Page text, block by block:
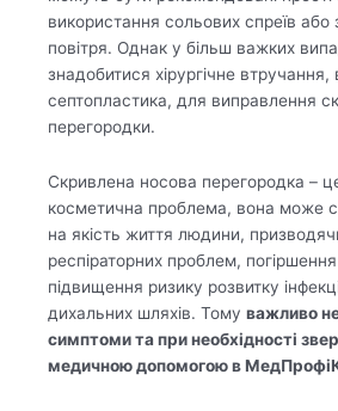
використання сольових спреїв або
повітря. Однак у більш важких
знадобитися хірургічне втручання,
септопластика, для виправлення
перегородки.
Скривлена носова перегородка –
косметична проблема, вона може
на якість життя людини,
респіраторних проблем,
підвищення ризику розвитку
дихальних шляхів. Тому важливо не
симптоми та при необхідності
медичною допомогою в